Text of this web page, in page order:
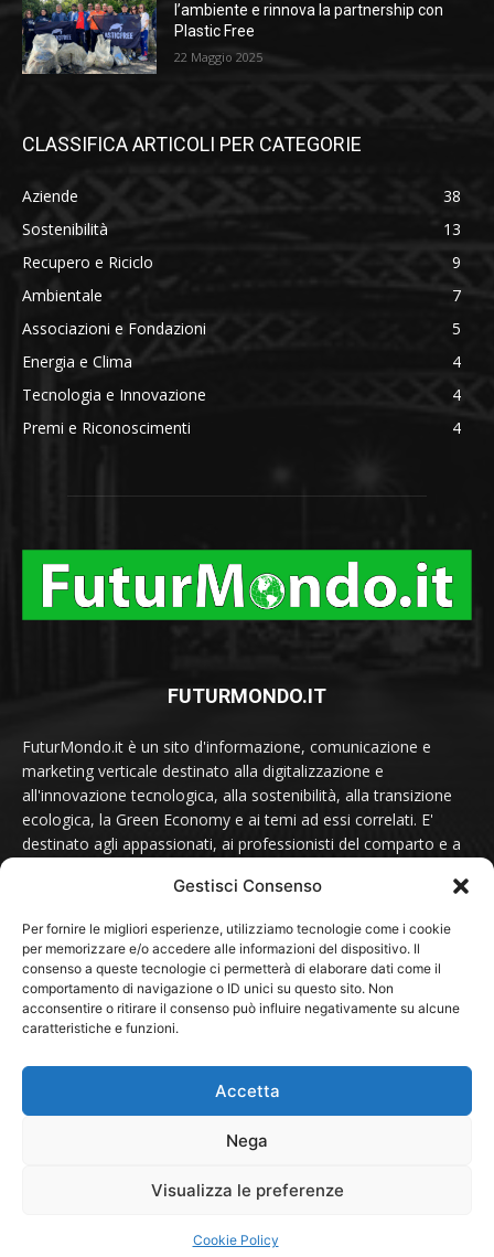
Gestisci Consenso
Per fornire le migliori esperienze, utilizziamo tecnologie come i cookie
per memorizzare e/o accedere alle informazioni del dispositivo. Il
consenso a queste tecnologie ci permetterà di elaborare dati come il
comportamento di navigazione o ID unici su questo sito. Non
acconsentire o ritirare il consenso può influire negativamente su alcune
caratteristiche e funzioni.
Accetta
Nega
Visualizza le preferenze
Cookie Policy
l’ambiente e rinnova la partnership con
Plastic Free
22 Maggio 2025
CLASSIFICA ARTICOLI PER CATEGORIE
Aziende
38
Sostenibilità
13
Recupero e Riciclo
9
Ambientale
7
Associazioni e Fondazioni
5
Energia e Clima
4
Tecnologia e Innovazione
4
Premi e Riconoscimenti
4
FUTURMONDO.IT
FuturMondo.it è un sito d'informazione, comunicazione e
marketing verticale destinato alla digitalizzazione e
all'innovazione tecnologica, alla sostenibilità, alla transizione
ecologica, la Green Economy e ai temi ad essi correlati. E'
destinato agli appassionati, ai professionisti del comparto e a
SEGUICI SU
© 2024 - FuturMondo.it
Associazioni e Fondazioni
PROTAGONISTI